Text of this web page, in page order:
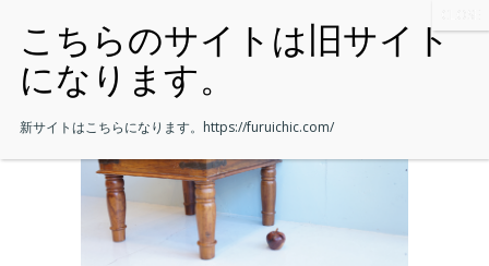
新サイトはこちらになります。 https://furuichic.com/